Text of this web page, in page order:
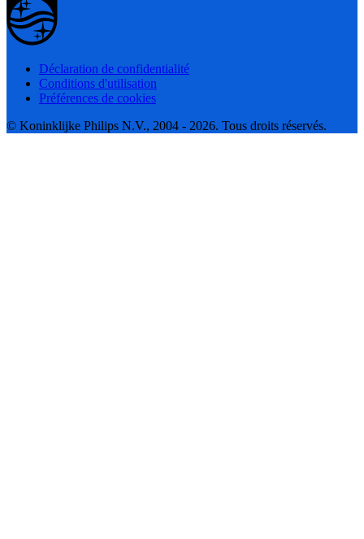
Déclaration de confidentialité
Conditions d'utilisation
Préférences de cookies
© Koninklijke Philips N.V., 2004 - 2026. Tous droits réservés.